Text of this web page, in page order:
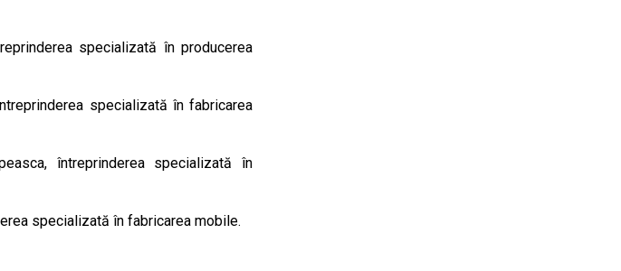
specializată în producerea
specializată în fabricarea
întreprinderea specializată în
specializată în fabricarea mobile.